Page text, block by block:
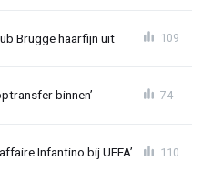
Brugge haarfijn uit 109
binnen’ 74
Infantino bij UEFA’ 110